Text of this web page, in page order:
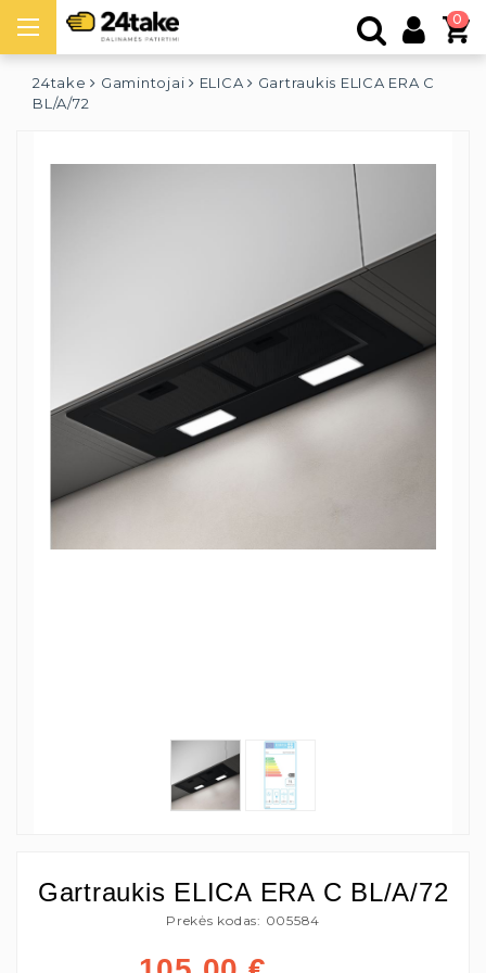
0
24take Gamintojai ELICA
Gartraukis ELICA ERA C
BL/A/72
Gartraukis ELICA ERA C BL/A/72
Prekės kodas: 005584